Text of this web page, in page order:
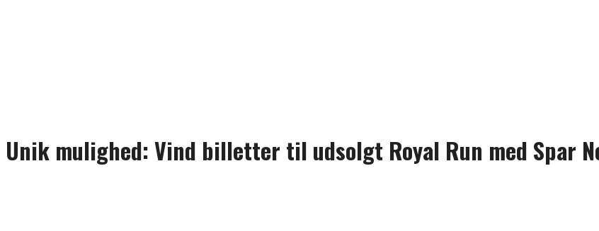
Unik mulighed: Vind billetter til udsolgt Royal Run med Spar